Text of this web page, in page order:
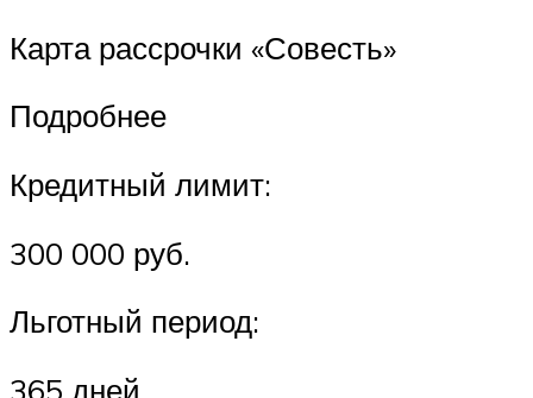
Карта рассрочки «Совесть»
Подробнее
Кредитный лимит:
300 000 руб.
Льготный период:
365 дней